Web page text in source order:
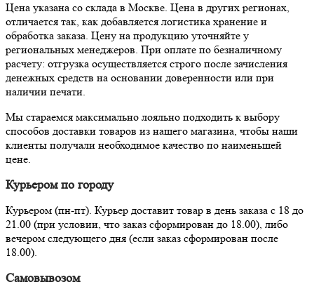
Цена указана со склада в Москве. Цена в других регионах,
отличается так, как добавляется логистика хранение и
обработка заказа. Цену на продукцию уточняйте у
региональных менеджеров. При оплате по безналичному
расчету: отгрузка осуществляется строго после зачисления
денежных средств на основании доверенности или при
наличии печати.
Мы стараемся максимально лояльно подходить к выбору
способов доставки товаров из нашего магазина, чтобы наши
клиенты получали необходимое качество по наименьшей
цене.
Курьером по городу
Курьером (пн-пт). Курьер доставит товар в день заказа с 18 до
21.00 (при условии, что заказ сформирован до 18.00), либо
вечером следующего дня (если заказ сформирован после
18.00).
Самовывозом